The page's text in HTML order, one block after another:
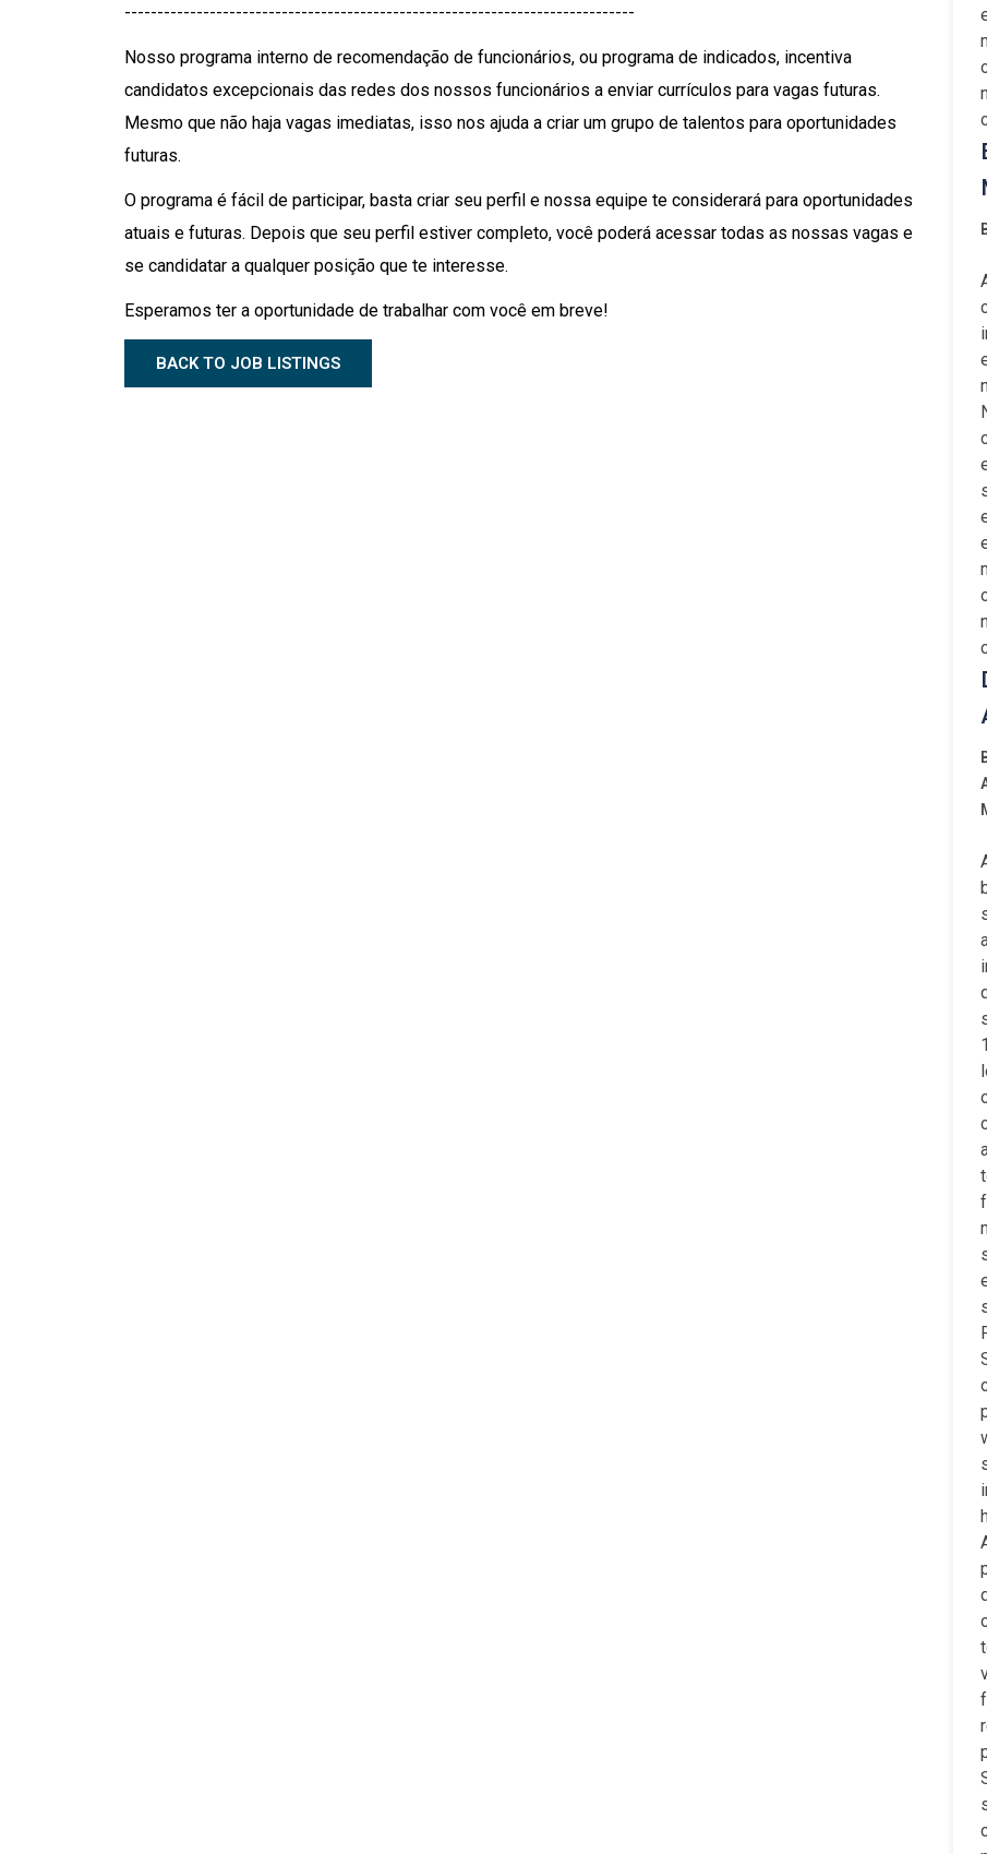
------------------------------------------------------------------------------
Nosso programa interno de recomendação de funcionários, ou programa de indicados, incentiva
candidatos excepcionais das redes dos nossos funcionários a enviar currículos para vagas futuras.
Mesmo que não haja vagas imediatas, isso nos ajuda a criar um grupo de talentos para oportunidades
futuras.
O programa é fácil de participar, basta criar seu perfil e nossa equipe te considerará para oportunidades
atuais e futuras. Depois que seu perfil estiver completo, você poderá acessar todas as nossas vagas e
se candidatar a qualquer posição que te interesse.
Esperamos ter a oportunidade de trabalhar com você em breve!
BACK TO JOB LISTINGS